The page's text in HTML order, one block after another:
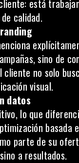
está
calidad.
sino de
cliente no solo
visual.
datos
lo que
parte de su
a resultados.